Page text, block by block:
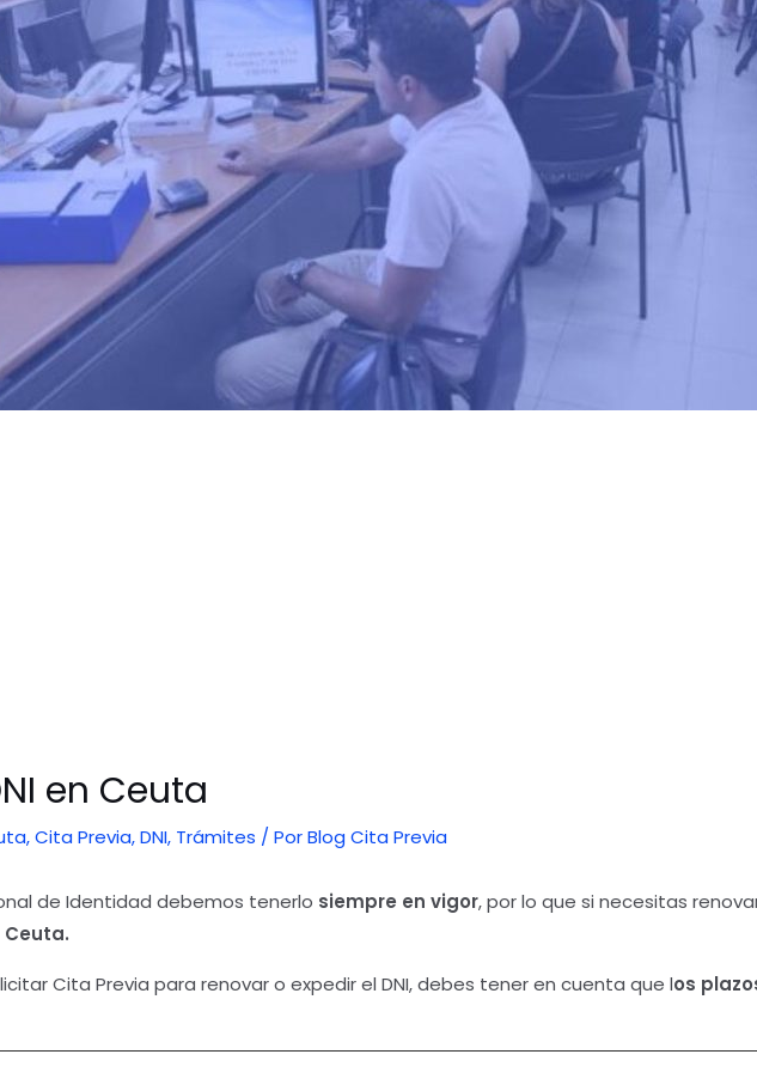
en Ceuta
,Cita Previa,DNI, Trámites / PorBlog Cita Previa
de Identidad debemos tenerlo siempre en vigor, por lo que si necesitas
Ceuta.
Cita Previa para renovar o expedir el DNI, debes tener en cuenta que los